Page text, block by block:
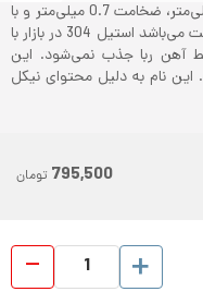
لوله استیل 304 یا 1.4301 درزدار با قطر 25 میلی‌متر، ضخامت 0.7 میلی‌متر و با
سطح براق یکی از پرکاربردترین لوله‌ها در صنعت می‌باشد‌ استیل 304 در بازار با
آهن ربا جذب نمی‌شود. این
نیز معروف است. این نام به دلیل محتوای نیکل
795,500 تومان